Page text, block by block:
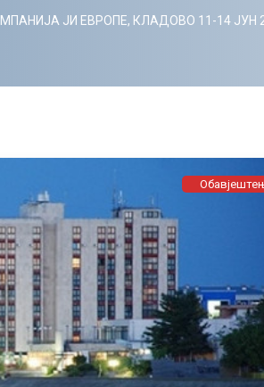
ЈИ ЕВРОПЕ, КЛАДОВО 11-14 ЈУН